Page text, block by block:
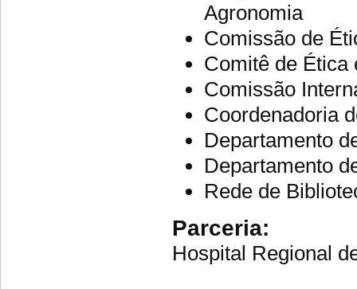
Agronomia
Comissão de
Comitê de Ética
Comissão
Coordenadoria
Departamento
Departamento
Rede de
Parceria:
Hospital Regional